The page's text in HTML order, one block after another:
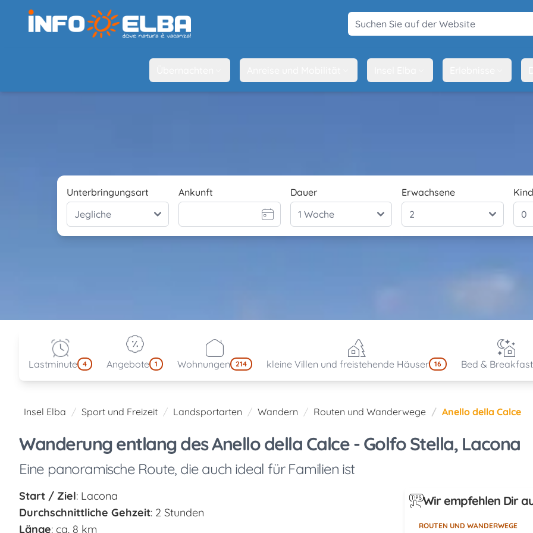
Suchen Sie auf der Website
Unterbringungsart Ankunft Dauer Erwachsene
Lastminute 4 Angebote 1 Wohnungen 214 kleine Villen und freistehende Häuser 16 Bed & Breakfast
Insel Elba Sport und Freizeit Landsportarten Wandern Routen und Wanderwege Anello della Calce
Wanderung entlang des Anello della Calce - Golfo Stella, Lacona
Eine panoramische Route, die auch ideal für Familien ist
Start / Ziel: Lacona
Durchschnittliche Gehzeit: 2 Stunden
Länge: ca. 8 km
Wir empfehlen Dir
ROUTEN UND WANDERWEGE